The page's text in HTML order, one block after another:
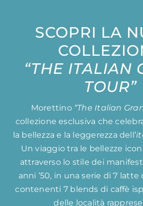
SCOPRI LA
“THE ITALIAN
TOUR”
Morettino “The Italian
collezioneesclusiva che
la bellezza e la leggerezza dell’
Un viaggio tra le bellezze
attraverso lo stile dei
anni ’50, in una serie di 7 latte
contenenti 7 blends di caffè
delle località